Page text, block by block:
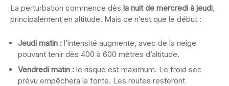
La perturbation commence dès la nuit de mercredi à jeudi,
principalement en altitude. Mais ce n’est que le début :
Jeudi matin : l’intensité augmente, avec de la neige
pouvant tenir dès 400 à 600 mètres d’altitude.
Vendredi matin : le risque est maximum. Le froid sec
prévu empêchera la fonte. Les routes resteront